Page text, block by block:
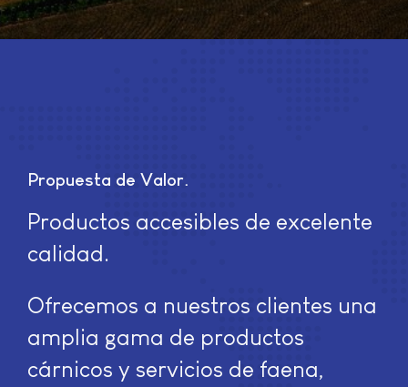
Propuesta de Valor
Productos accesibles de excelente
calidad.
Ofrecemos a nuestros clientes una
amplia gama de productos
cárnicos y servicios de faena,